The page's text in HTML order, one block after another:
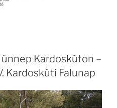
Kardoskúton –
Kardoskúti Falunap